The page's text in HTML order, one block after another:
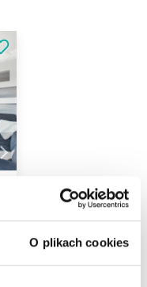
O plikach cookies